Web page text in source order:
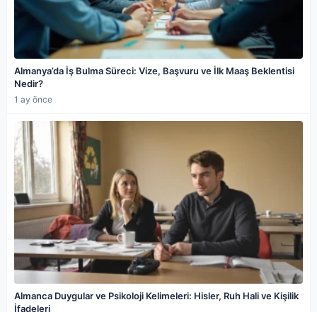
Almanya’da İş Bulma Süreci: Vize, Başvuru ve İlk Maaş Beklentisi
Nedir?
1 ay önce
Almanca Duygular ve Psikoloji Kelimeleri: Hisler, Ruh Hali ve Kişilik
İfadeleri